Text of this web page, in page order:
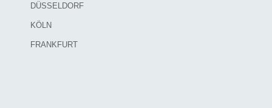
DÜSSELDORF
KÖLN
FRANKFURT